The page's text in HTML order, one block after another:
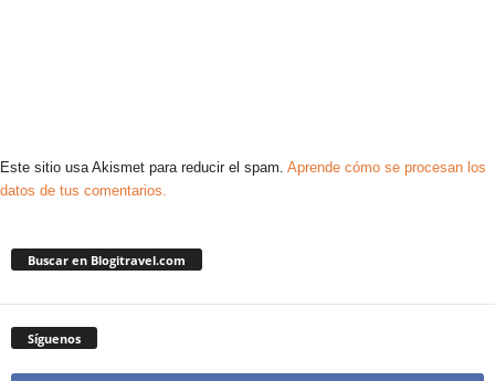
Este sitio usa Akismet para reducir el spam. Aprende cómo se procesan los
datos de tus comentarios.
Buscar en Blogitravel.com
Síguenos